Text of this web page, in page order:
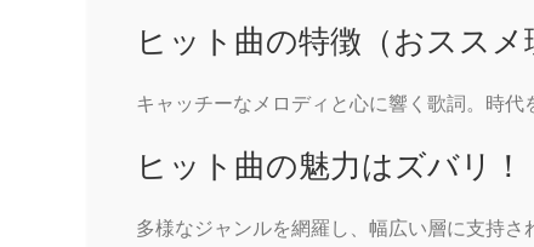
ヒット曲の特徴（おススメ
キャッチーなメロディと心に響く歌詞。時代
ヒット曲の魅力はズバリ！
多様なジャンルを網羅し、幅広い層に支持